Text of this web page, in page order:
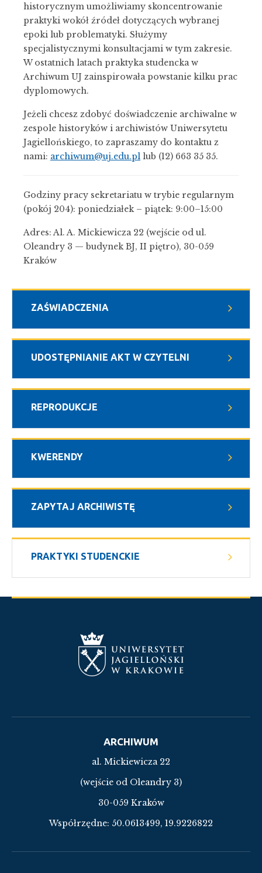
ZAŚWIADCZENIA
UDOSTĘPNIANIE AKT W CZYTELNI
REPRODUKCJE
KWERENDY
ZAPYTAJ ARCHIWISTĘ
PRAKTYKI STUDENCKIE
historycznym umożliwiamy skoncentrowanie
praktyki wokół źródeł dotyczących wybranej
epoki lub problematyki. Służymy
specjalistycznymi konsultacjami w tym zakresie.
W ostatnich latach praktyka studencka w
Archiwum UJ zainspirowała powstanie kilku prac
dyplomowych.
Jeżeli chcesz zdobyć doświadczenie archiwalne w
zespole historyków i archiwistów Uniwersytetu
Jagiellońskiego, to zapraszamy do kontaktu z
nami: archiwum@uj.edu.pl lub (12) 663 35 35.
Godziny pracy sekretariatu w trybie regularnym
(pokój 204): poniedziałek – piątek: 9:00–15:00
Adres: Al. A. Mickiewicza 22 (wejście od ul.
Oleandry 3 — budynek BJ, II piętro), 30-059
Kraków
ARCHIWUM
al. Mickiewicza 22
(wejście od Oleandry 3)
30-059 Kraków
Współrzędne: 50.0613499, 19.9226822